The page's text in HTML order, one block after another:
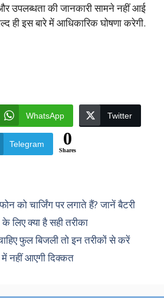
उपलब्धता की जानकारी सामने नहीं आई
ही इस बारे में आधिकारिक घोषणा करेगी.
WhatsApp Twitter
Telegram 0
Shares
को चार्जिंग पर लगाते हैं? जानें बैटरी
क्या है सही तरीका
फुल बिजली तो इन तरीकों से करें
नहीं आएगी दिक्कत